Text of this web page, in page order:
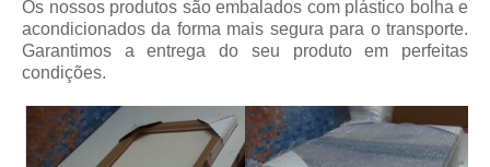
Os nossos produtos são embalados com plástico bolha e
acondicionados da forma mais segura para o transporte.
Garantimos a entrega do seu produto em perfeitas
condições.